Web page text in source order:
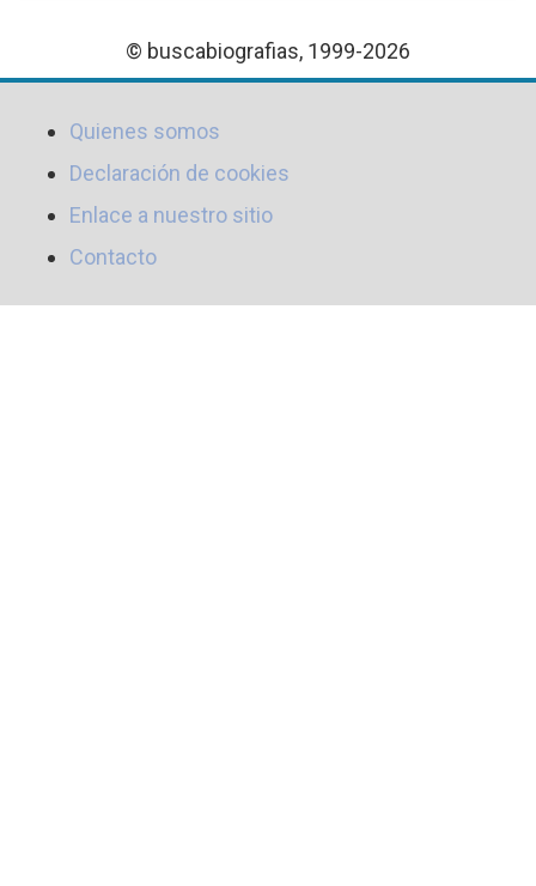
© buscabiografias, 1999-2026
Quienes somos
Declaración de cookies
Enlace a nuestro sitio
Contacto